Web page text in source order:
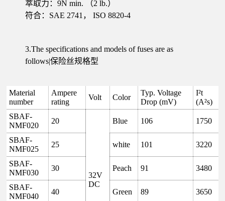
萃取力：9N min. （2 lb.）
符合：SAE 2741， ISO 8820-4
3.The specifications and models of fuses are as
follows|保险丝规格型
Material
number
Ampere
rating
Volt Color
Typ. Voltage
Drop (mV)
I²t
(A²s)
SBAF-
NMF020
20
32V
DC
Blue 106 1750
SBAF-
NMF025
25 white 101 3220
SBAF-
NMF030
30 Peach 91 3480
SBAF-
NMF040
40 Green 89 3650